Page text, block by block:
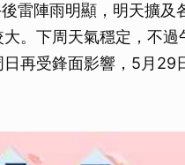
雷陣雨明顯，明天擴及
。下周天氣穩定，不過
再受鋒面影響，5月29